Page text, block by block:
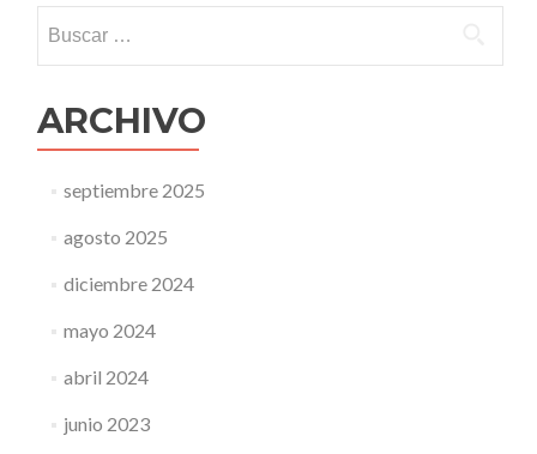
ARCHIVO
septiembre 2025
agosto 2025
diciembre 2024
mayo 2024
abril 2024
junio 2023